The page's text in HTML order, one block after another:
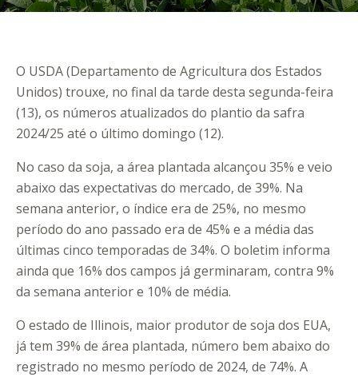
O USDA (Departamento de Agricultura dos Estados
Unidos) trouxe, no final da tarde desta segunda-feira
(13), os números atualizados do plantio da safra
2024/25 até o último domingo (12).
No caso da soja, a área plantada alcançou 35% e veio
abaixo das expectativas do mercado, de 39%. Na
semana anterior, o índice era de 25%, no mesmo
período do ano passado era de 45% e a média das
últimas cinco temporadas de 34%. O boletim informa
ainda que 16% dos campos já germinaram, contra 9%
da semana anterior e 10% de média.
O estado de Illinois, maior produtor de soja dos EUA,
já tem 39% de área plantada, número bem abaixo do
registrado no mesmo período de 2024, de 74%. A